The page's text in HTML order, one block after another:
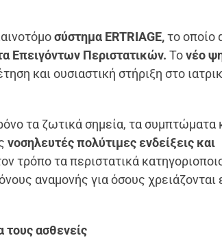
σύστημα ERTRIAGE,το οποίο
Επειγόντων Περιστατικών. Τονέο
και ουσιαστική στήριξη στο
τα ζωτικά σημεία, τα συμπτώματα
νοσηλευτές πολύτιμες ενδείξεις και
τρόπο τα περιστατικά
αναμονής για όσους χρειάζονται
ασθενείς